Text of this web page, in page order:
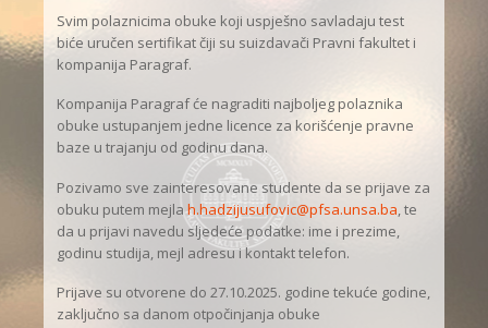
Svim polaznicima obuke koji uspješno savladaju test
biće uručen sertifikat čiji su suizdavači Pravni fakultet i
kompanija Paragraf.
Kompanija Paragraf će nagraditi najboljeg polaznika
obuke ustupanjem jedne licence za korišćenje pravne
baze u trajanju od godinu dana.
Pozivamo sve zainteresovane studente da se prijave za
obuku putem mejlаh.hadzijusufovic@pfsa.unsa.ba , te
da u prijavi navedu sljedeće podatke: ime i prezime,
godinu studija, mejl adresu i kontakt telefon.
Prijave su otvorene do 27.10.2025. godine tekuće godine,
zaključno sa danom otpočinjanja obuke